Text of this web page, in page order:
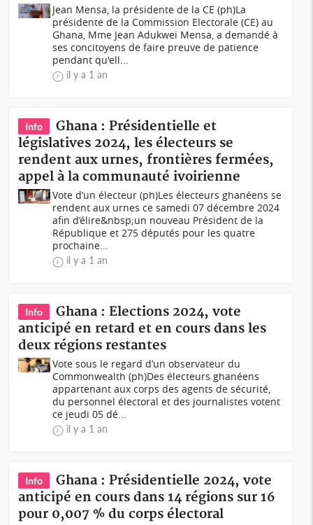
Jean Mensa, la présidente de la CE (ph)La
présidente de la Commission Electorale (CE) au
Ghana, Mme Jean Adukwei Mensa, a demandé à
ses concitoyens de faire preuve de patience
pendant qu'ell...
il y a 1 an
Info
Ghana : Présidentielle et
législatives 2024, les électeurs se
rendent aux urnes, frontières fermées,
appel à la communauté ivoirienne
Vote d’un électeur (ph)Les électeurs ghanéens se
rendent aux urnes ce samedi 07 décembre 2024
afin d’élire&nbsp;un nouveau Président de la
République et 275 députés pour les quatre
prochaine...
il y a 1 an
Info
Ghana : Elections 2024, vote
anticipé en retard et en cours dans les
deux régions restantes
Vote sous le regard d’un observateur du
Commonwealth (ph)Des électeurs ghanéens
appartenant aux corps des agents de sécurité,
du personnel électoral et des journalistes votent
ce jeudi 05 dé...
il y a 1 an
Info
Ghana : Présidentielle 2024, vote
anticipé en cours dans 14 régions sur 16
pour 0,007 % du corps électoral